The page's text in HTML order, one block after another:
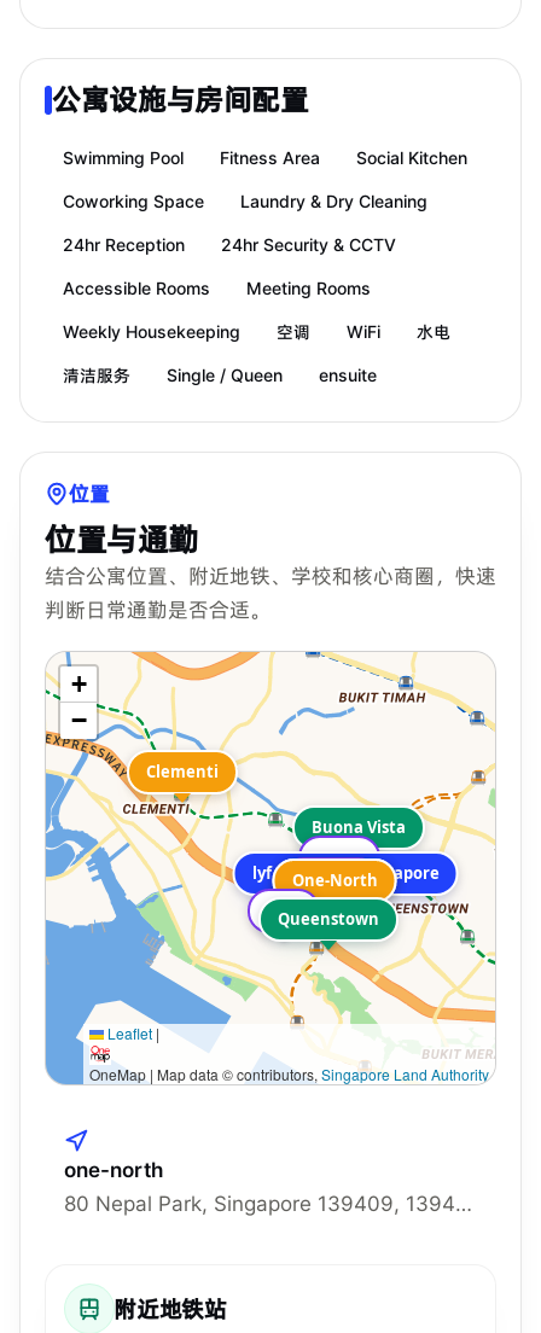
公寓设施与房间配置
Swimming Pool Fitness Area Social Kitchen
Coworking Space Laundry & Dry Cleaning
24hr Reception 24hr Security & CCTV
Accessible Rooms Meeting Rooms
Weekly Housekeeping 空调 WiFi 水电
清洁服务 Single / Queen ensuite
位置
位置与通勤
结合公寓位置、附近地铁、学校和核心商圈，快速
判断日常通勤是否合适。
lyf one-north Singapore
One-North
Buona Vista
Queenstown
INSEAD
ESSEC
NUS
One-North
Clementi
+
−
Leaflet |
OneMap | Map data © contributors, Singapore Land Authority
one-north
80 Nepal Park, Singapore 139409, 139409
附近地铁站